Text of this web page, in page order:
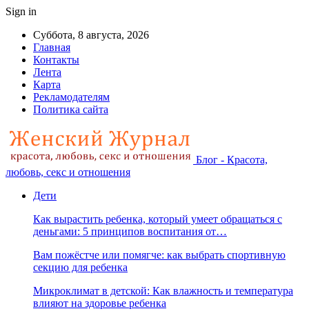
Sign in
Суббота, 8 августа, 2026
Главная
Контакты
Лента
Карта
Рекламодателям
Политика сайта
Блог - Красота,
любовь, секс и отношения
Дети
Как вырастить ребенка, который умеет обращаться с
деньгами: 5 принципов воспитания от…
Вам пожёстче или помягче: как выбрать спортивную
секцию для ребенка
Микроклимат в детской: Как влажность и температура
влияют на здоровье ребенка